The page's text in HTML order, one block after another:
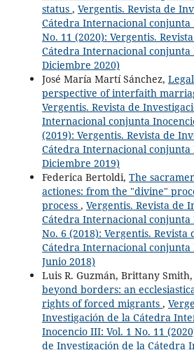
status , Vergentis. Revista de
Cátedra Internacional conjunta
No. 11 (2020): Vergentis.
Cátedra Internacional conjunta
Diciembre 2020)
José María Martí Sánchez,
perspective of interfaith
Vergentis. Revista de
Internacional conjunta
(2019): Vergentis. Revista de
Cátedra Internacional conjunta
Diciembre 2019)
Federica Bertoldi, The
actiones: from the "divine"
process , Vergentis. Revista de
Cátedra Internacional conjunta
No. 6 (2018): Vergentis.
Cátedra Internacional conjunta
Junio 2018)
Luis R. Guzmán, Brittany Smith,
beyond borders: an
rights of forced migrants ,
Investigación de la Cátedra
Inocencio III: Vol. 1 No. 11
de Investigación de la Cátedra